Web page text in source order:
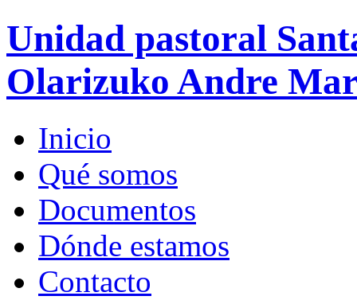
Unidad pastoral
Olarizuko Andre
Inicio
Qué somos
Documentos
Dónde estamos
Contacto